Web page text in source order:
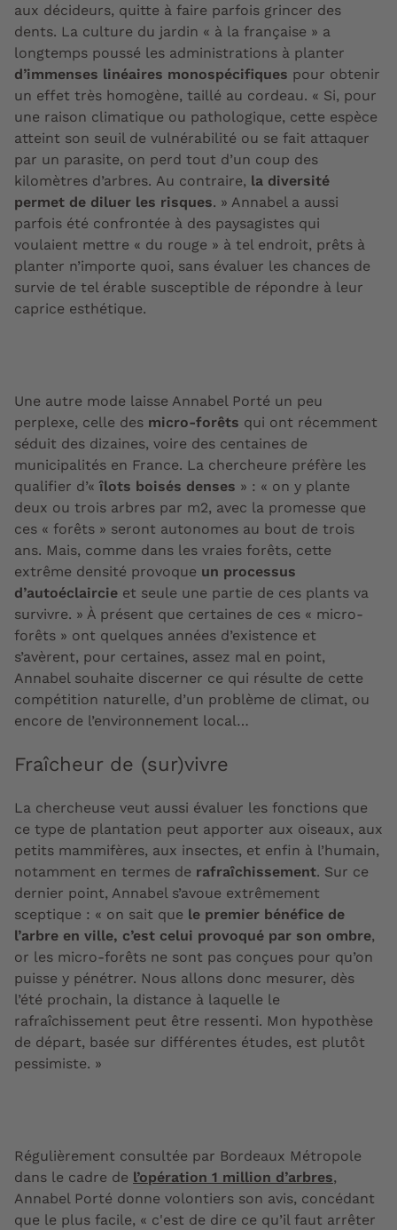
aux décideurs, quitte à faire parfois grincer des
dents. La culture du jardin « à la française » a
longtemps poussé les administrations à planter
d’immenses linéaires monospécifiques pour obtenir
un effet très homogène, taillé au cordeau. « Si, pour
une raison climatique ou pathologique, cette espèce
atteint son seuil de vulnérabilité ou se fait attaquer
par un parasite, on perd tout d’un coup des
kilomètres d’arbres. Au contraire, la diversité
permet de diluer les risques. » Annabel a aussi
parfois été confrontée à des paysagistes qui
voulaient mettre « du rouge » à tel endroit, prêts à
planter n’importe quoi, sans évaluer les chances de
survie de tel érable susceptible de répondre à leur
caprice esthétique.
Une autre mode laisse Annabel Porté un peu
perplexe, celle des micro-forêts qui ont récemment
séduit des dizaines, voire des centaines de
municipalités en France. La chercheure préfère les
qualifier d’« îlots boisés denses » : « on y plante
deux ou trois arbres par m2, avec la promesse que
ces « forêts » seront autonomes au bout de trois
ans. Mais, comme dans les vraies forêts, cette
extrême densité provoque un processus
d’autoéclaircie et seule une partie de ces plants va
survivre. » À présent que certaines de ces « micro-
forêts » ont quelques années d’existence et
s’avèrent, pour certaines, assez mal en point,
Annabel souhaite discerner ce qui résulte de cette
compétition naturelle, d’un problème de climat, ou
encore de l’environnement local…
Fraîcheur de (sur)vivre
La chercheuse veut aussi évaluer les fonctions que
ce type de plantation peut apporter aux oiseaux, aux
petits mammifères, aux insectes, et enfin à l’humain,
notamment en termes de rafraîchissement. Sur ce
dernier point, Annabel s’avoue extrêmement
sceptique : « on sait que le premier bénéfice de
l’arbre en ville, c’est celui provoqué par son ombre,
or les micro-forêts ne sont pas conçues pour qu’on
puisse y pénétrer. Nous allons donc mesurer, dès
l’été prochain, la distance à laquelle le
rafraîchissement peut être ressenti. Mon hypothèse
de départ, basée sur différentes études, est plutôt
pessimiste. »
Régulièrement consultée par Bordeaux Métropole
dans le cadre de l’opération 1 million d’arbres,
Annabel Porté donne volontiers son avis, concédant
que le plus facile, « c'est de dire ce qu’il faut arrêter